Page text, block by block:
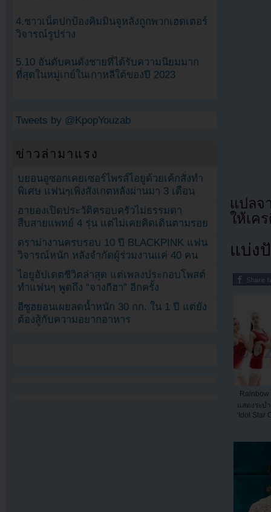
แปลจ
ให้เค
แบ่ง
แสดงระบ
‘Idol Star
4.ชาวเน็ตปกป้องคิมมินจูหลังถูกพวกเฮดเตอร์
วิจารณ์รูปร่าง
5.10 อันดับคนดังชายที่ได้รับความนิยมมาก
ที่สุดในหมู่เกย์ในเกาหลีใต้ของปี 2023
Tweets by @KpopYouzab
ข่าวล่ามาแรง
บยอนอูซอกเคยเซอร์ไพรส์ไอยูด้วยเค้กสั่งทำ
พิเศษ แฟนๆเพิ่งสังเกตหลังผ่านมา 3 เดือน
ฮายองเปิดประวัติครอบครัวไม่ธรรมดา
สืบสายแพทย์ 4 รุ่น แต่ไม่เคยคิดเดินตามรอย
ดราม่างานครบรอบ 10 ปี BLACKPINK แฟน
วิจารณ์หนัก หลังจำกัดผู้ร่วมงานแค่ 40 คน
ไอยูอัปเดตชีวิตล่าสุด แต่เพลงประกอบโพสต์
ทำแฟนๆ พูดถึง “จางกีฮา” อีกครั้ง
อีซูฮยอนเผยลดน้ำหนัก 30 กก. ใน 1 ปี แต่ยัง
ต้องสู้กับความอยากอาหาร